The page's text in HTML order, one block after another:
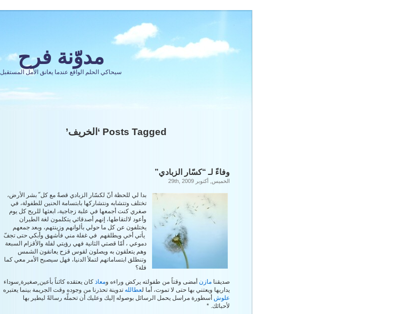
مدوّنة فرح
سيحاكي الحلم الواقع عندما يعانق الأمل المستقبل
Posts Tagged ‘الخريف’
وفاءً لـ “كسّار الزبادي”
الخميس, أكتوبر 29th, 2009
بدا لي للحظة أنّ لكسّار الزبادي قصةٌ مع كل ّ بشر الأرض،
تختلف وتتشابه ونتشاركها بابتسامة الحنين للطفولة، في
صغري كنت أجمعها في علبة زجاجية، ابعثها للريح كل يوم
وأعود لالتقاطها، إنهم أصدقائي يتكلمون لغة الطيران
يختلفون عن كل ما حولي بألوانهم وزينتهم، وبعد جمعهم
يأتي أخي ويطلقهم في غفلة مني فأشهق وأبكي حتى تجفّ
دموعي ، أمّا قصتي الثانية فهي رؤيتي لفلة والأقزام السبعة
وهم يتعلقون به ويصلون لقوس قزح يعانقون الشمس
وتنطلق ابتساماتهم لتملأ الدنيا، فهل سيصبح الأمر معي كما
فلة؟
صديقنا مازن أمضى وقتاً من طفولته يركض وراءه ومعاذ كان يعتقده كائناً بأعين ٍصغيرة ٍسوداء
يداريها ويعتني بها حتى لا تموت، أما لعطالله تدوينة تحذرنا من وجوده وقت الجريمة بينما يعتبره
علوش أسطورة مراسل يحمل الرسائل بوصوله إليك وعليك أن تحملّه رسالةً ليطير بها
لأحبائك. *